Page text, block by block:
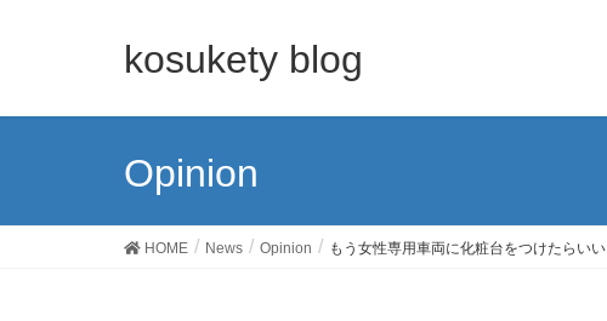
kosukety blog
Opinion
HOME News Opinion もう女性専用車両に化粧台をつけたらいい